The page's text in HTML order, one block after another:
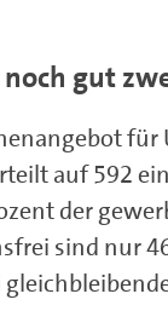
gut
auf 592
der
sind nur